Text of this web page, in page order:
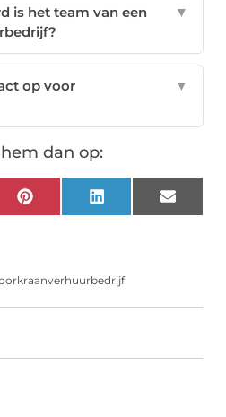
is het team van een
▼
op voor
▼
dan op:
Pinterest LinkedIn Email